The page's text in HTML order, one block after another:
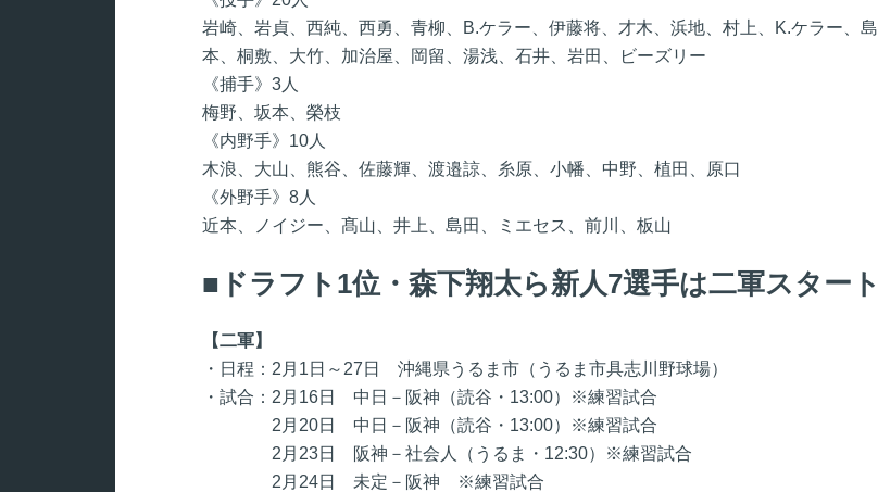
岩崎、岩貞、西純、西勇、青柳、B.ケラー、伊藤将、才木、浜地、村上、K.ケラー、島
本、桐敷、大竹、加治屋、岡留、湯浅、石井、岩田、ビーズリー
《捕手》3人
梅野、坂本、榮枝
《内野手》10人
木浪、大山、熊谷、佐藤輝、渡邉諒、糸原、小幡、中野、植田、原口
《外野手》8人
近本、ノイジー、髙山、井上、島田、ミエセス、前川、板山
ドラフト1位・森下翔太ら新人7選手は二軍スタート
【二軍】
・日程：2月1日～27日 沖縄県うるま市（うるま市具志川野球場）
・試合：2月16日 中日－阪神（読谷・13:00）※練習試合
2月20日 中日－阪神（読谷・13:00）※練習試合
2月23日 阪神－社会人（うるま・12:30）※練習試合
2月24日 未定－阪神 ※練習試合